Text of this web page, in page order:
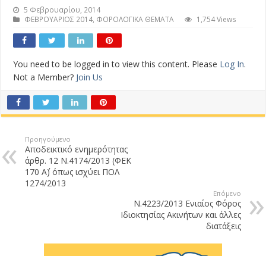
5 Φεβρουαρίου, 2014
ΦΕΒΡΟΥΑΡΙΟΣ 2014, ΦΟΡΟΛΟΓΙΚΑ ΘΕΜΑΤΑ 1,754 Views
You need to be logged in to view this content. Please Log In.
Not a Member? Join Us
Προηγούμενο
Αποδεικτικό ενημερότητας
άρθρ. 12 Ν.4174/2013 (ΦΕΚ
170 Α΄) όπως ισχύει ΠΟΛ
1274/2013
Επόμενο
Ν.4223/2013 Ενιαίος Φόρος
Ιδιοκτησίας Ακινήτων και άλλες
διατάξεις